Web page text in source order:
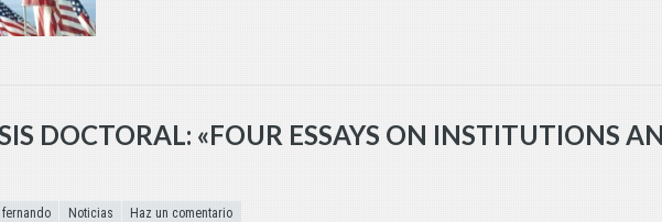
DOCTORAL: «FOUR ESSAYS ON INSTITUTIONS
fernando Noticias Haz un comentario